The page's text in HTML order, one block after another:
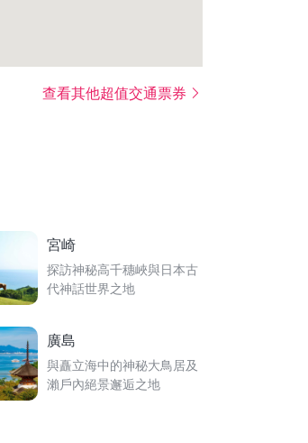
查看其他超值交通票券
宮崎
探訪神秘高千穗峽與日本古
代神話世界之地
廣島
與矗立海中的神秘大鳥居及
瀨戶內絕景邂逅之地